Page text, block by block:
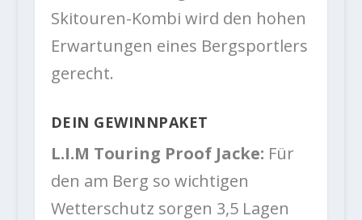
Skitouren-Kombi wird den hohen
Erwartungen eines Bergsportlers
gerecht.
DEIN GEWINNPAKET
L.I.M Touring Proof Jacke: Für
den am Berg so wichtigen
Wetterschutz sorgen 3,5 Lagen